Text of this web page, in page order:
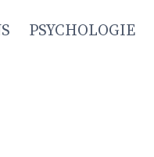
PSYCHOLOGIE